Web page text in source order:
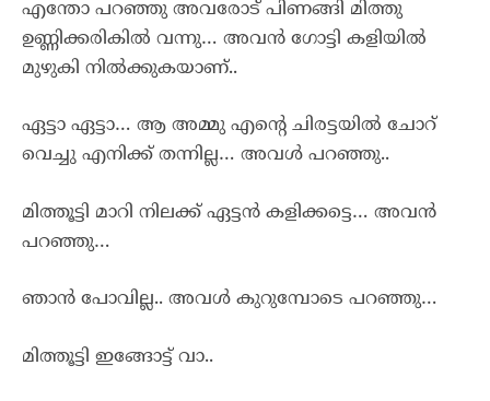
എന്തോ പറഞ്ഞു അവരോട് പിണങ്ങി മിത്തു
ഉണ്ണിക്കരികിൽ വന്നു… അവൻ ഗോട്ടി കളിയിൽ
മുഴുകി നിൽക്കുകയാണ്..
ഏട്ടാ ഏട്ടാ… ആ അമ്മു എന്റെ ചിരട്ടയിൽ ചോറ്
വെച്ചു എനിക്ക് തന്നില്ല… അവൾ പറഞ്ഞു..
മിത്തൂട്ടി മാറി നിലക്ക് ഏട്ടൻ കളിക്കട്ടെ… അവൻ
പറഞ്ഞു…
ഞാൻ പോവില്ല.. അവൾ കുറുമ്പോടെ പറഞ്ഞു…
മിത്തൂട്ടി ഇങ്ങോട്ട് വാ..